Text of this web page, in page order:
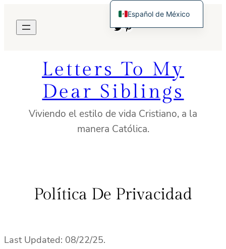
contenido
Twitter Pinterest
Letters To My
Dear Siblings
Viviendo el estilo de vida Cristiano, a la
manera Católica.
Política De Privacidad
Last Updated: 08/22/25.
Español de México
English